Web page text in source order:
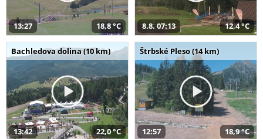
13:27 18,8 °C 8.8. 07:13 12,4 °C
Bachledova dolina (10 km)
13:42 22,0 °C
Štrbské Pleso (14 km)
12:57 18,9 °C